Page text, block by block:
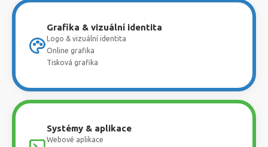
Grafika & vizuální identita
Logo & vizuální identita
Online grafika
Tisková grafika
Systémy & aplikace
Webové aplikace